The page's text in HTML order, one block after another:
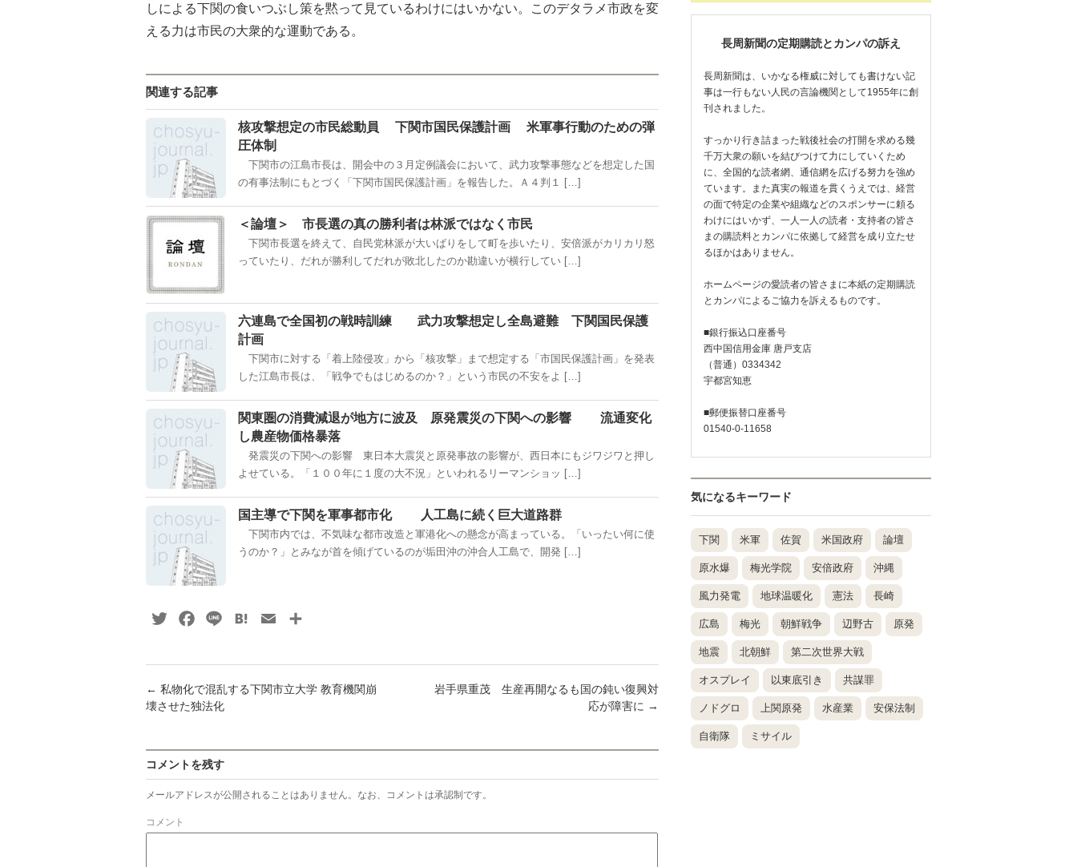
しによる下関の食いつぶし策を黙って見ているわけにはいかない。このデタラメ市政を変
える力は市民の大衆的な運動である。
関連する記事
核攻撃想定の市民総動員 下関市国民保護計画 米軍事行動のための弾
圧体制
下関市の江島市長は、開会中の３月定例議会において、武力攻撃事態などを想定した国
の有事法制にもとづく「下関市国民保護計画」を報告した。Ａ４判１ […]
＜論壇＞ 市長選の真の勝利者は林派ではなく市民
下関市長選を終えて、自民党林派が大いばりをして町を歩いたり、安倍派がカリカリ怒
っていたり、だれが勝利してだれが敗北したのか勘違いが横行してい […]
六連島で全国初の戦時訓練 武力攻撃想定し全島避難 下関国民保護
計画
下関市に対する「着上陸侵攻」から「核攻撃」まで想定する「市国民保護計画」を発表
した江島市長は、「戦争でもはじめるのか？」という市民の不安をよ […]
関東圏の消費減退が地方に波及 原発震災の下関への影響 流通変化
し農産物価格暴落
発震災の下関への影響 東日本大震災と原発事故の影響が、西日本にもジワジワと押し
よせている。「１００年に１度の大不況」といわれるリーマンショッ […]
国主導で下関を軍事都市化 人工島に続く巨大道路群
下関市内では、不気味な都市改造と軍港化への懸念が高まっている。「いったい何に使
うのか？」とみなが首を傾げているのが垢田沖の沖合人工島で、開発 […]
TwitterFacebook
Line HatenaEmail
← 私物化で混乱する下関市立大学 教育機関崩
壊させた独法化
岩手県重茂 生産再開なるも国の鈍い復興対
応が障害に →
コメントを残す
メールアドレスが公開されることはありません。なお、コメントは承認制です。
コメント
長周新聞の定期購読とカンパの訴え
長周新聞は、いかなる権威に対しても書けない記
事は一行もない人民の言論機関として1955年に創
刊されました。
すっかり行き詰まった戦後社会の打開を求める幾
千万大衆の願いを結びつけて力にしていくため
に、全国的な読者網、通信網を広げる努力を強め
ています。また真実の報道を貫くうえでは、経営
の面で特定の企業や組織などのスポンサーに頼る
わけにはいかず、一人一人の読者・支持者の皆さ
まの購読料とカンパに依拠して経営を成り立たせ
るほかはありません。
ホームページの愛読者の皆さまに本紙の定期購読
とカンパによるご協力を訴えるものです。
■銀行振込口座番号
西中国信用金庫 唐戸支店
（普通）0334342
宇都宮知恵
■郵便振替口座番号
01540-0-11658
気になるキーワード
下関 米軍 佐賀 米国政府 論壇
原水爆 梅光学院 安倍政府 沖縄
風力発電 地球温暖化 憲法 長崎
広島 梅光 朝鮮戦争 辺野古 原発
地震 北朝鮮 第二次世界大戦
オスプレイ 以東底引き 共謀罪
ノドグロ 上関原発 水産業 安保法制
自衛隊 ミサイル